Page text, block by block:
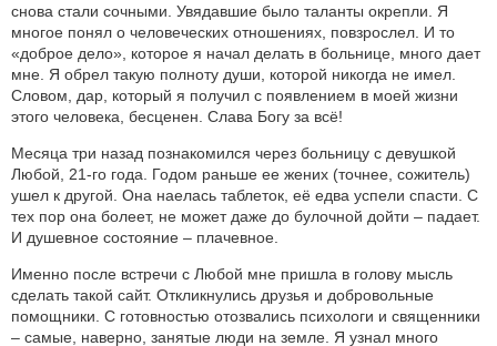
снова стали сочными. Увядавшие было таланты окрепли. Я
многое понял о человеческих отношениях, повзрослел. И то
«доброе дело», которое я начал делать в больнице, много дает
мне. Я обрел такую полноту души, которой никогда не имел.
Словом, дар, который я получил с появлением в моей жизни
этого человека, бесценен. Слава Богу за всё!
Месяца три назад познакомился через больницу с девушкой
Любой, 21-го года. Годом раньше ее жених (точнее, сожитель)
ушел к другой. Она наелась таблеток, её едва успели спасти. С
тех пор она болеет, не может даже до булочной дойти – падает.
И душевное состояние – плачевное.
Именно после встречи с Любой мне пришла в голову мысль
сделать такой сайт. Откликнулись друзья и добровольные
помощники. С готовностью отозвались психологи и священники
– самые, наверно, занятые люди на земле. Я узнал много